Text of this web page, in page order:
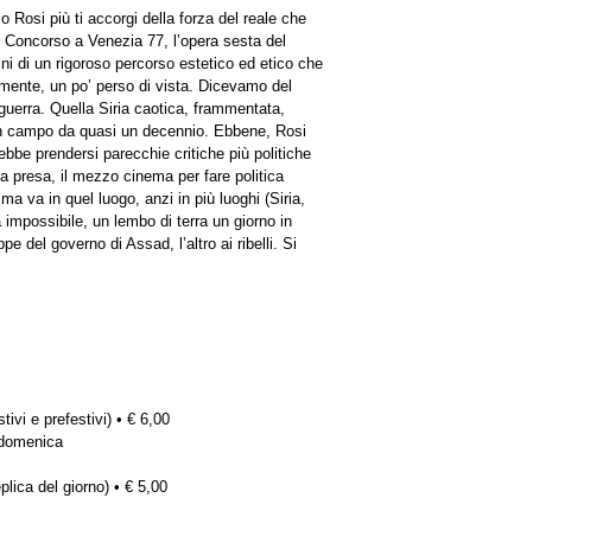
Rosi più ti accorgi della forza del reale che
a Venezia 77, l’opera sesta del
di un rigoroso percorso estetico ed etico che
un po’ perso di vista. Dicevamo del
Quella Siria caotica, frammentata,
da quasi un decennio. Ebbene, Rosi
prendersi parecchie critiche più politiche
presa, il mezzo cinema per fare politica
va in quel luogo, anzi in più luoghi (Siria,
un lembo di terra un giorno in
del governo di Assad, l’altro ai ribelli. Si
e prefestivi) • € 6,00
del giorno) • € 5,00